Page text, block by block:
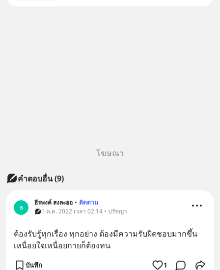
โฆษณา
คำตอบอื่น(9)
ธ
ธีรพงค์ สงละออ • ติดตาม
1 ต.ค. 2022 เวลา 02:14 • ปรัชญา
ต้องรับรู้ทุกเรื่อง ทุกอย่าง ต้องมีความรับผิดชอบมากขึ้น
เหนื่อยใจเหนื่อยกายก็ต้องทน
บันทึก 1